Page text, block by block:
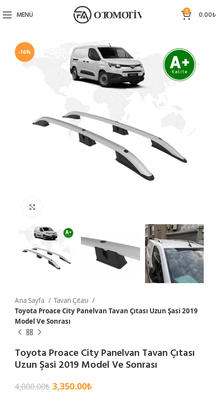
MENÜ 0 0.00₺
-16%
Ana Sayfa
Tavan Çıtası
Toyota Proace City Panelvan Tavan Çıtası Uzun Şasi 2019
Model Ve Sonrası
Toyota Proace City Panelvan Tavan Çıtası
Uzun Şasi 2019 Model Ve Sonrası
4,000.00₺ 3,350.00₺